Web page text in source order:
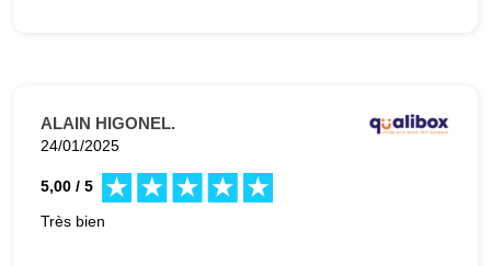
ALAIN HIGONEL.
24/01/2025
5,00 / 5
Très bien